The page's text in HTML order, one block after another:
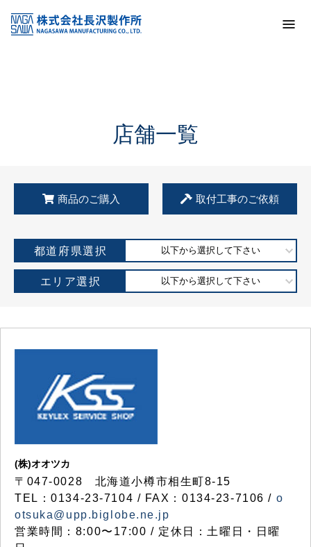
KSS加盟店・取扱店情報
店舗一覧
店舗一覧
商品のご購入 取付工事のご依頼
都道府県選択 以下から選択して下さい
エリア選択 以下から選択して下さい
(株)オオツカ
〒047-0028 北海道小樽市相生町8-15
TEL：0134-23-7104 / FAX：0134-23-7106 / o
otsuka@upp.biglobe.ne.jp
営業時間：8:00〜17:00 / 定休日：土曜日・日曜